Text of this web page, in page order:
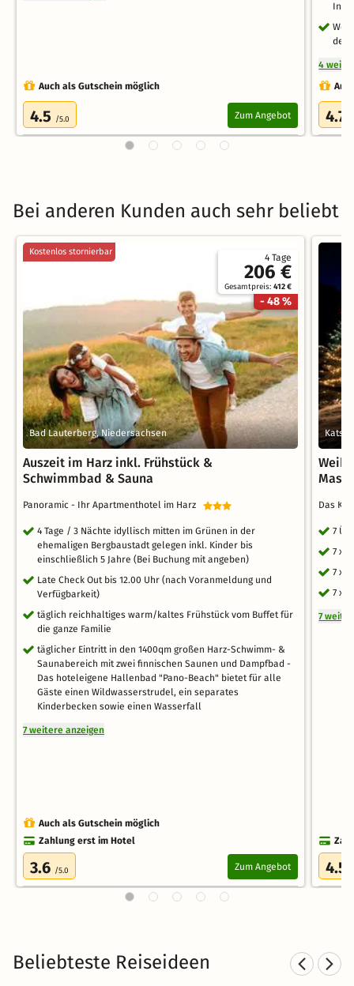
Auch als Gutschein möglich
4.5 /5.0 Zum Angebot
des
4
4.7
Bei anderen Kunden auch sehr beliebt
4 Tage
206 €
Gesamtpreis:412 €
- 48 %
Kostenlos stornierbar
Bad Lauterberg, Niedersachsen
Auszeit im Harz inkl. Frühstück &
Schwimmbad & Sauna
Panoramic - Ihr Apartmenthotel im Harz
4 Tage / 3 Nächte idyllisch mitten im Grünen in der
ehemaligen Bergbaustadt gelegen inkl. Kinder bis
einschließlich 5 Jahre (Bei Buchung mit angeben)
Late Check Out bis 12.00 Uhr (nach Voranmeldung und
Verfügbarkeit)
täglich reichhaltiges warm/kaltes Frühstück vom Buffet für
die ganze Familie
täglicher Eintritt in den 1400qm großen Harz-Schwimm- &
Saunabereich mit zwei finnischen Saunen und Dampfbad -
Das hoteleigene Hallenbad "Pano-Beach" bietet für alle
Gäste einen Wildwasserstrudel, ein separates
Kinderbecken sowie einen Wasserfall
7 weitere anzeigen
Auch als Gutschein möglich
Zahlung erst im Hotel
3.6 /5.0 Zum Angebot
Das
7
7 x
7 x
7 x
7
4.5
Beliebteste Reiseideen
Sporthotels in Tirol